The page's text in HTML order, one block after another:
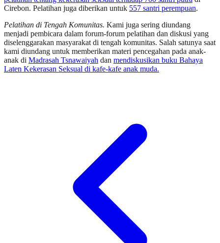
Cirebon. Pelatihan juga diberikan untuk 557 santri perempuan.
Pelatihan di Tengah Komunitas. Kami juga sering diundang
menjadi pembicara dalam forum-forum pelatihan dan diskusi yang
diselenggarakan masyarakat di tengah komunitas. Salah satunya saat
kami diundang untuk memberikan materi pencegahan pada anak-
anak di Madrasah Tsnawaiyah dan mendiskusikan buku Bahaya
Laten Kekerasan Seksual di kafe-kafe anak muda.